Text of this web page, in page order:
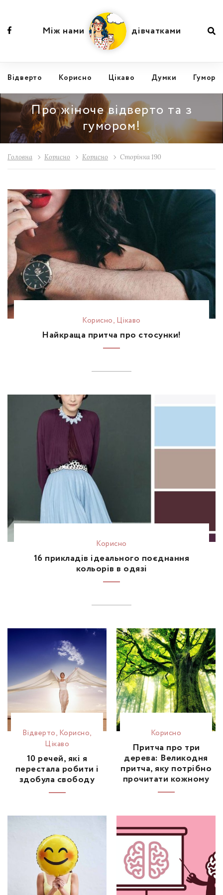
Відвертo Корисно Цікаво Думки Гумор
Між нами дівчатками
Про жіноче відверто та з
гумором!
Головна Корисно Корисно Сторінка 190
Корисно, Цікаво
Найкраща притча про стосунки!
Корисно
16 прикладів ідеального поєднання
кольорів в одязі
Відвертo, Корисно,
Цікаво
10 речей, які я
перестала робити і
здобула свободу
Корисно
Притча про три
дерева: Великодня
притча, яку потрібно
прочитати кожному